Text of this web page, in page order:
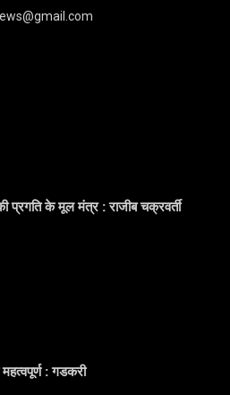
प्रगति के मूल मंत्र : राजीब चक्रवर्ती
: गडकरी